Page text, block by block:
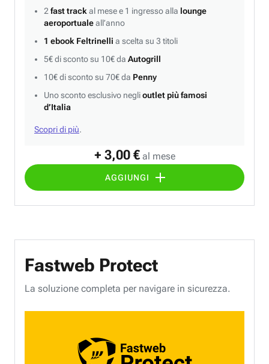
+ 3,00 € al mese
AGGIUNGI
2 fast track al mese e 1 ingresso alla lounge
aeroportualeall’anno
1 ebook Feltrinelli a scelta su 3 titoli
5€ di sconto su 10€ da Autogrill
10€ di sconto su 70€ da Penny
Uno sconto esclusivo neglioutlet più famosi
d’Italia
Scopri di più.
Fastweb Protect
La soluzione completa per navigare in sicurezza.